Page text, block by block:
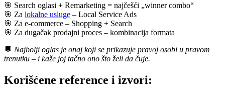
🎯 Search oglasi + Remarketing = najčešći „winner combo“
🎯 Za lokalne usluge – Local Service Ads
🎯 Za e-commerce – Shopping + Search
🎯 Za dugačak prodajni proces – kombinacija formata
💬 Najbolji oglas je onaj koji se prikazuje pravoj osobi u pravom
trenutku – i kaže joj tačno ono što želi da čuje.
Korišćene reference i izvori: